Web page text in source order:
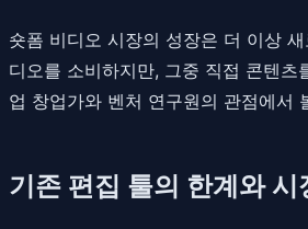
숏폼 비디오 시장의 성장은 더 이상
디오를 소비하지만, 그중 직접 콘텐
업 창업가와 벤처 연구원의 관점에서
기존 편집 툴의 한계와